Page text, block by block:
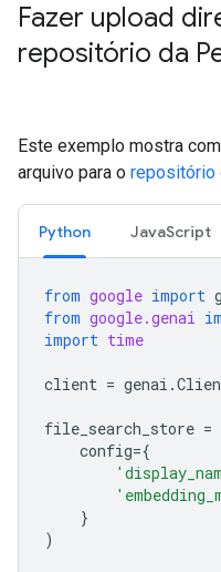
Fazer upload
repositório da
Este exemplo mostra
arquivo para o repositório
Python JavaScript
from google import
from google.genai
import time
client = genai .
file_search_store =
config={
}
)